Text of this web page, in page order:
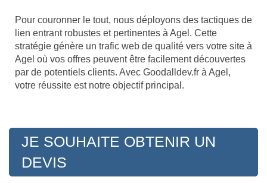
Pour couronner le tout, nous déployons des tactiques de
lien entrant robustes et pertinentes à Agel. Cette
stratégie génère un trafic web de qualité vers votre site à
Agel où vos offres peuvent être facilement découvertes
par de potentiels clients. Avec Goodalldev.fr à Agel,
votre réussite est notre objectif principal.
JE SOUHAITE OBTENIR UN
DEVIS